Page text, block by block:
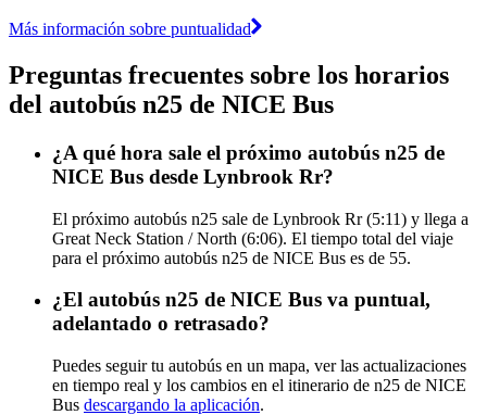
Más información sobre puntualidad
Preguntas frecuentes sobre los horarios
del autobús n25 de NICE Bus
¿A qué hora sale el próximo autobús n25 de
NICE Bus desde Lynbrook Rr?
El próximo autobús n25 sale de Lynbrook Rr (5:11) y llega a
Great Neck Station / North (6:06). El tiempo total del viaje
para el próximo autobús n25 de NICE Bus es de 55.
¿El autobús n25 de NICE Bus va puntual,
adelantado o retrasado?
Puedes seguir tu autobús en un mapa, ver las actualizaciones
en tiempo real y los cambios en el itinerario de n25 de NICE
Bus descargando la aplicación.